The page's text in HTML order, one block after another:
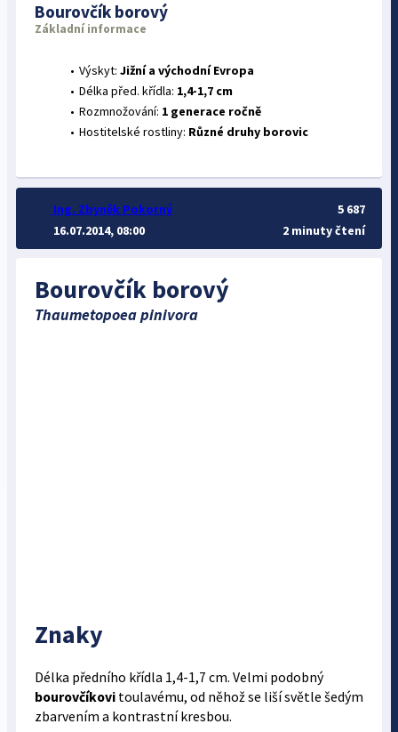
Bourovčík borový
Thaumetopoea pinivora
Znaky
Délka předního křídla 1,4-1,7 cm. Velmi podobný
bourovčíkovitoulavému, od něhož se liší světle šedým
zbarvením a kontrastní kresbou.
Bourovčík borový
Základní informace
Výskyt: Jižní a východní Evropa
Délka před. křídla: 1,4-1,7 cm
Rozmnožování: 1 generace ročně
Hostitelské rostliny: Různé druhy borovic
Ing. Zbyněk Pokorný
16.07.2014, 08:00
5 687
2 minuty čtení